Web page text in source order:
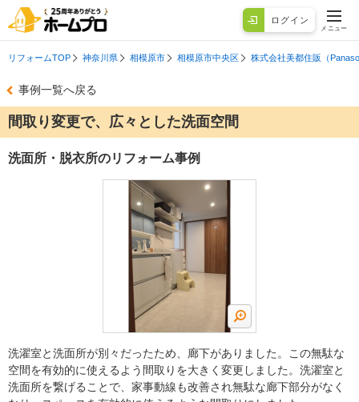
ログイン
メニュー
リフォームTOP 神奈川県 相模原市 相模原市中央区 株式会社美都住販（
事例一覧へ戻る
間取り変更で、広々とした洗面空間
洗面所・脱衣所のリフォーム事例
洗濯室と洗面所が別々だったため、廊下がありました。この無駄な
空間を有効的に使えるよう間取りを大きく変更しました。洗濯室と
洗面所を繋げることで、家事動線も改善され無駄な廊下部分がなく